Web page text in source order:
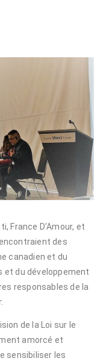
France D’Amour, et
des
canadien et du
et du développement
responsables de la
de la Loi sur le
amorcé et
sensibiliser les